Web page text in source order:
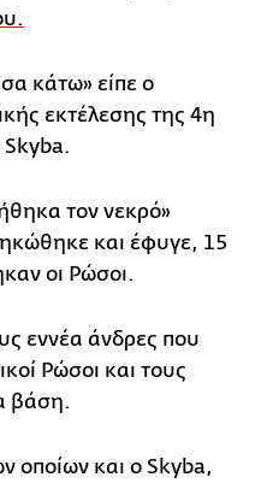
κάτω» είπε ο
εκτέλεσης της 4η
τον νεκρό»
και έφυγε, 15
οι Ρώσοι.
εννέα άνδρες που
Ρώσοι και τους
βάση.
οποίων και ο Skyba,